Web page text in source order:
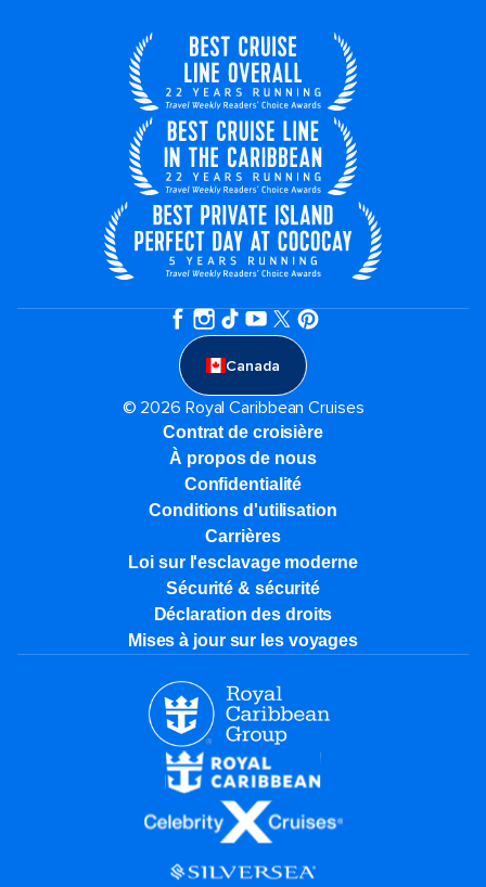
Canada
© 2026 Royal Caribbean Cruises
Contrat de croisière
À propos de nous
Confidentialité
Conditions d'utilisation
Carrières
Loi sur l'esclavage moderne
Sécurité & sécurité
Déclaration des droits
Mises à jour sur les voyages